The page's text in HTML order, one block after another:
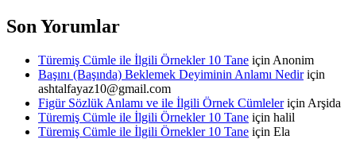
Son Yorumlar
Türemiş Cümle ile İlgili Örnekler 10 Tane için Anonim
Başını (Başında) Beklemek Deyiminin Anlamı Nediriçin
ashtalfayaz10@gmail.com
Figür Sözlük Anlamı ve ile İlgili Örnek Cümleleriçin Arşida
Türemiş Cümle ile İlgili Örnekler 10 Tane için halil
Türemiş Cümle ile İlgili Örnekler 10 Tane için Ela